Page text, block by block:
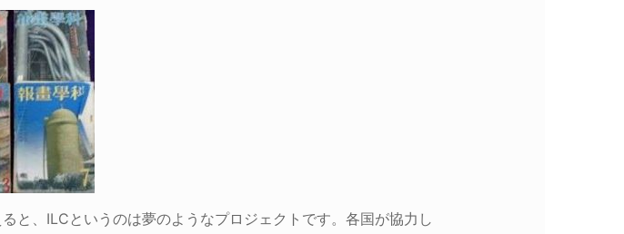
と、ILCというのは夢のようなプロジェクトです。各国が協力し